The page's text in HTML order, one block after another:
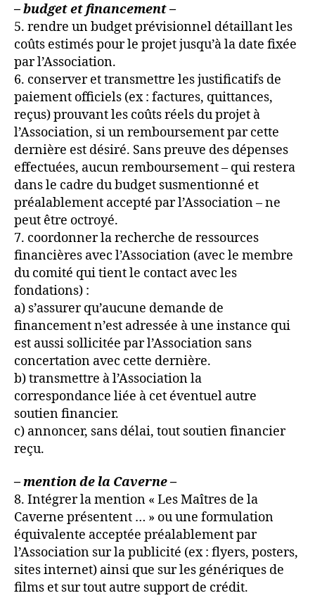
– budget et financement –
5. rendre un budget prévisionnel détaillant les
coûts estimés pour le projet jusqu’à la date fixée
par l’Association.
6. conserver et transmettre les justificatifs de
paiement officiels (ex : factures, quittances,
reçus) prouvant les coûts réels du projet à
l’Association, si un remboursement par cette
dernière est désiré. Sans preuve des dépenses
effectuées, aucun remboursement – qui restera
dans le cadre du budget susmentionné et
préalablement accepté par l’Association – ne
peut être octroyé.
7. coordonner la recherche de ressources
financières avec l’Association (avec le membre
du comité qui tient le contact avec les
fondations) :
a) s’assurer qu’aucune demande de
financement n’est adressée à une instance qui
est aussi sollicitée par l’Association sans
concertation avec cette dernière.
b) transmettre à l’Association la
correspondance liée à cet éventuel autre
soutien financier.
c) annoncer, sans délai, tout soutien financier
reçu.
– mention de la Caverne –
8. Intégrer la mention « Les Maîtres de la
Caverne présentent … » ou une formulation
équivalente acceptée préalablement par
l’Association sur la publicité (ex : flyers, posters,
sites internet) ainsi que sur les génériques de
films et sur tout autre support de crédit.